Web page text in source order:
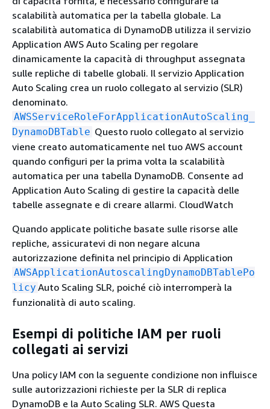
scalabilità automatica per la tabella globale. La
scalabilità automatica di DynamoDB utilizza il servizio
Application AWS Auto Scaling per regolare
dinamicamente la capacità di throughput assegnata
sulle repliche di tabelle globali. Il servizio Application
Auto Scaling crea un ruolo collegato al servizio (SLR)
denominato.
AWSServiceRoleForApplicationAutoScaling_
DynamoDBTable Questo ruolo collegato al servizio
viene creato automaticamente nel tuo AWS account
quando configuri per la prima volta la scalabilità
automatica per una tabella DynamoDB. Consente ad
Application Auto Scaling di gestire la capacità delle
tabelle assegnate e di creare allarmi. CloudWatch
Quando applicate politiche basate sulle risorse alle
repliche, assicuratevi di non negare alcuna
autorizzazione definita nel principio di Application
AWSApplicationAutoscalingDynamoDBTablePo
licy Auto Scaling SLR, poiché ciò interromperà la
funzionalità di auto scaling.
Esempi di politiche IAM per ruoli
collegati ai servizi
Una policy IAM con la seguente condizione non influisce
sulle autorizzazioni richieste per la SLR di replica
DynamoDB e la Auto Scaling SLR. AWS Questa